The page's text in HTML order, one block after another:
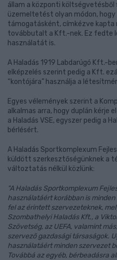
állam a központi
üzemeltetést olyan módon, hogy
támogatásként, címkézve kapta
továbbutalt a Kft.-nek. Ez fedte
használatát is.
A Haladás 1919 Labdarúgó Kft.-
elképzelés szerint pedig a Kft.
“kontójára” használja a
Egyes vélemények szerint a
alkalmas arra, hogy duplán kérje
a Haladás VSE, egyszer pedig a
bérlésért.
A Haladás Sportkomplexum
küldött szerkesztőségünknek a
változtatás nélkül közlünk:
"A Haladás Sportkomplexum
használatáért korábban is
fel az érintett szervezeteknek,
Szombathelyi Haladás Kft., a
Szövetség, az UEFA, valamint
szervező gazdasági társaságok.
használatáért minden szervezet
Továbbá az egyéb, bérbeadásra